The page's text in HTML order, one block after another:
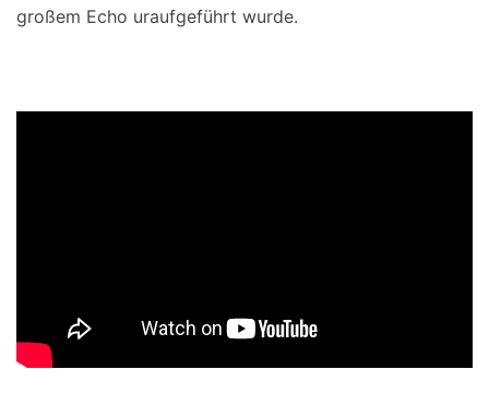
großem Echo uraufgeführt wurde.